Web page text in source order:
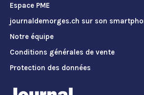
Espace PME
journaldemorges.ch sur son
Notre équipe
Conditions générales de vente
Protection des données